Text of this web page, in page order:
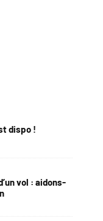
dispo !
vol : aidons-